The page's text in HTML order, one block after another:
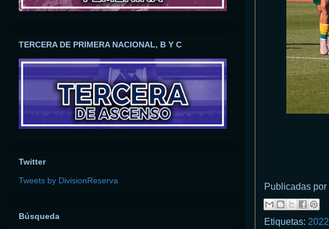
Publicadas por
Etiquetas: 2022
TERCERA DE PRIMERA NACIONAL, B Y C
Twitter
Tweets by DivisionReserva
Búsqueda